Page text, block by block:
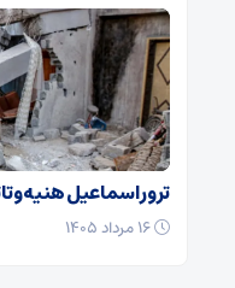
ترور اسماعیل هنیه و